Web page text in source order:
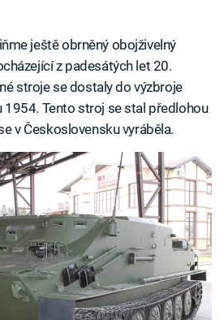
ještě obrněný obojživelný
z padesátých let 20.
stroje se dostaly do výzbroje
Tento stroj se stal předlohou
v Československu vyráběla.